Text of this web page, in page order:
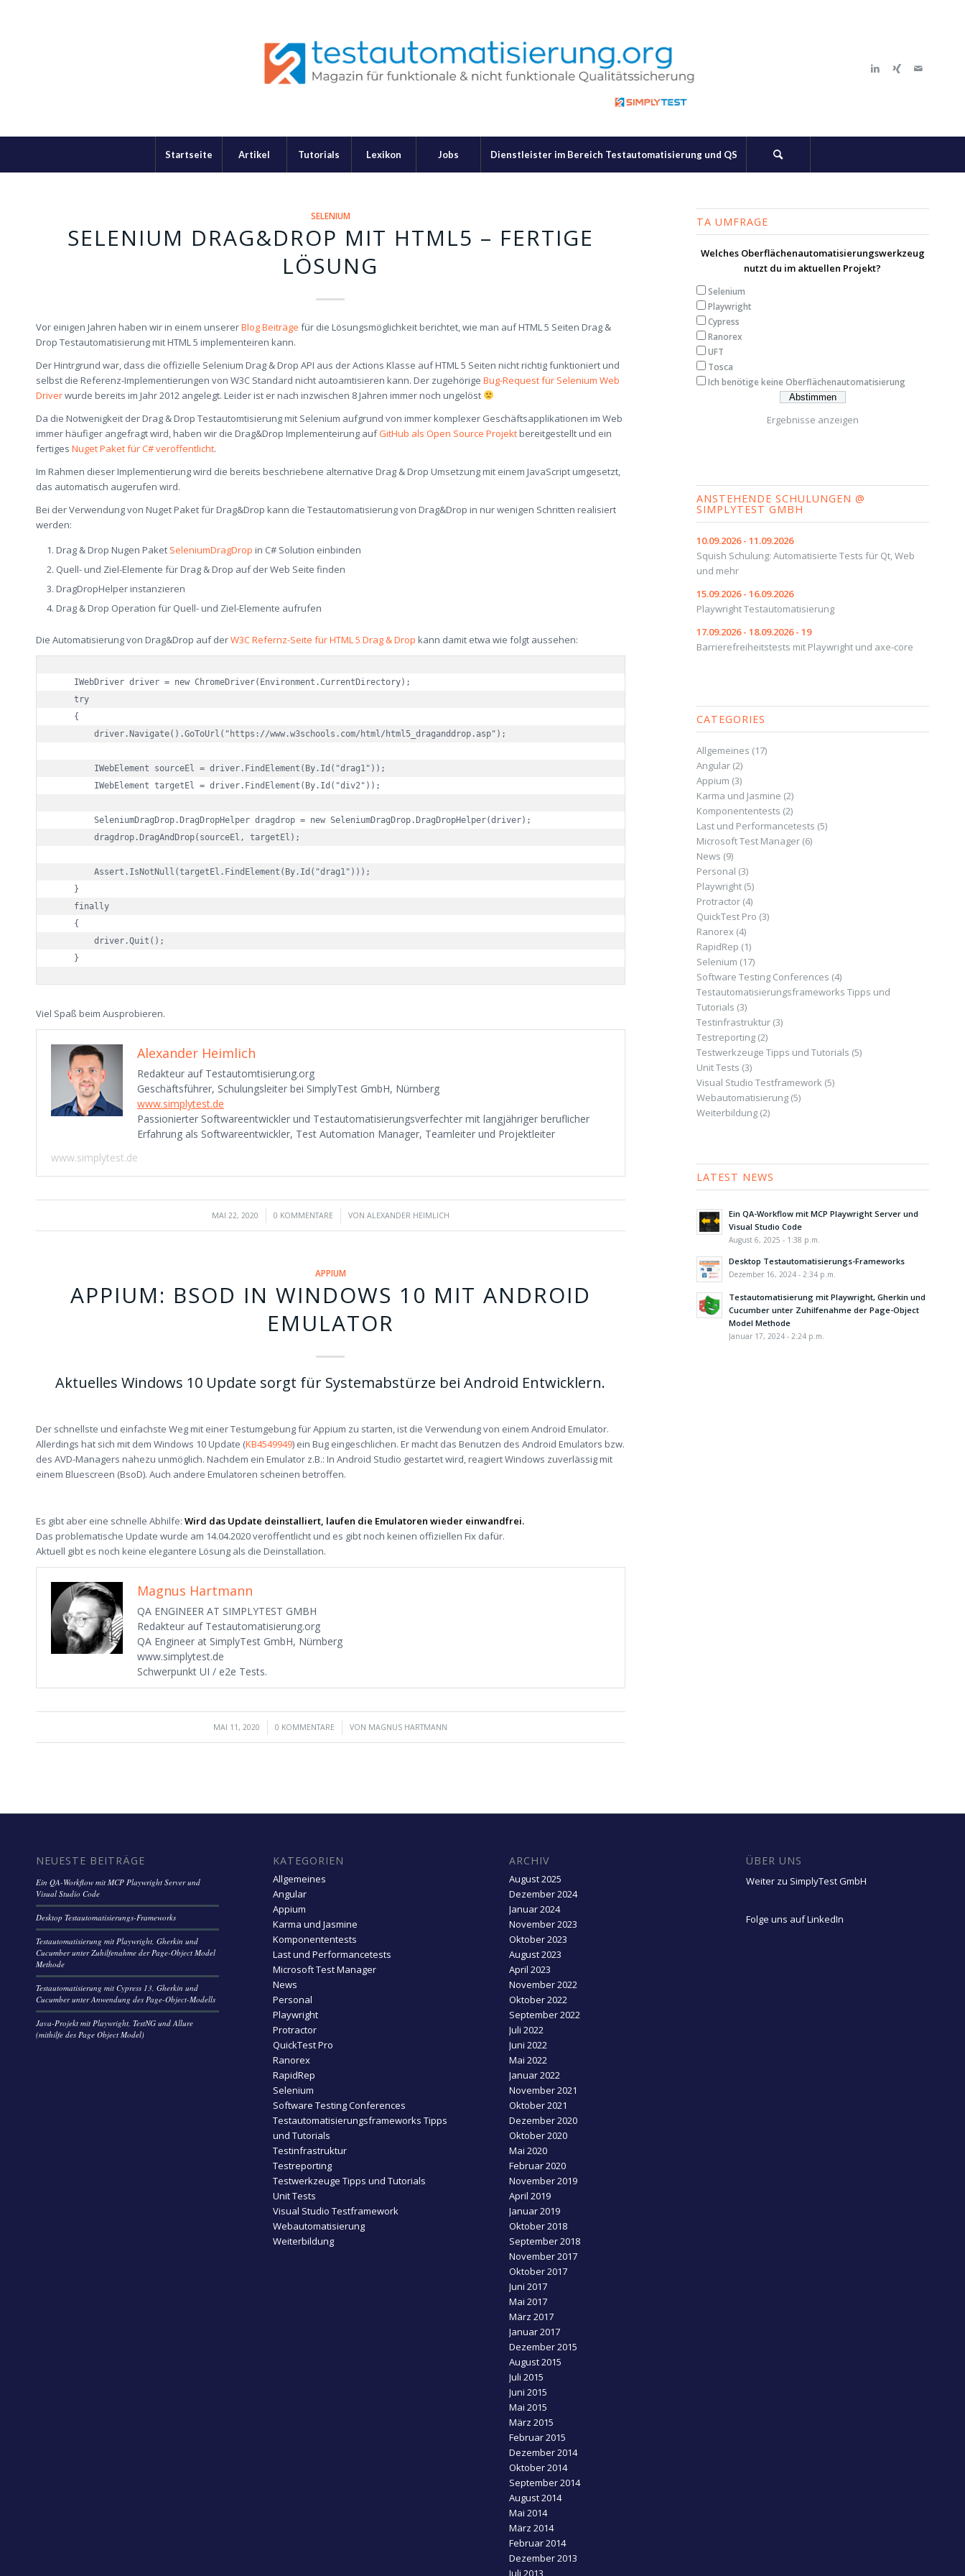
Startseite Artikel Tutorials Lexikon Jobs Dienstleister im Bereich Testautomatisierung und QS
SELENIUM
SELENIUM DRAG&DROP MIT HTML5 – FERTIGE
LÖSUNG
Vor einigen Jahren haben wir in einem unsererBlog Beiträge für die Lösungsmöglichkeit berichtet, wie man auf HTML 5 Seiten Drag &
Drop Testautomatisierung mit HTML 5 implementeiren kann.
Der Hintrgrund war, dass die offizielle Selenium Drag & Drop API aus der Actions Klasse auf HTML 5 Seiten nicht richtig funktioniert und
selbst die Referenz-Implementierungen von W3C Standard nicht autoamtisieren kann. Der zugehörige Bug-Request für Selenium Web
Driverwurde bereits im Jahr 2012 angelegt. Leider ist er nach inzwischen 8 Jahren immer noch ungelöst
Da die Notwenigkeit der Drag & Drop Testautomtisierung mit Selenium aufgrund von immer komplexer Geschäftsapplikationen im Web
immer häufiger angefragt wird, haben wir die Drag&Drop Implementeirung aufGitHub als Open Source Projektbereitgestellt und ein
fertiges Nuget Paket für C# veröffentlicht.
Im Rahmen dieser Implementierung wird die bereits beschriebene alternative Drag & Drop Umsetzung mit einem JavaScript umgesetzt,
das automatisch augerufen wird.
Bei der Verwendung von Nuget Paket für Drag&Drop kann die Testautomatisierung von Drag&Drop in nur wenigen Schritten realisiert
werden:
Drag & Drop Nugen Paket SeleniumDragDrop in C# Solution einbinden
Quell- und Ziel-Elemente für Drag & Drop auf der Web Seite finden
DragDropHelper instanzieren
Drag & Drop Operation für Quell- und Ziel-Elemente aufrufen
Die Automatisierung von Drag&Drop auf derW3C Refernz-Seite für HTML 5 Drag & Drop kann damit etwa wie folgt aussehen:
IWebDriver driver = new ChromeDriver( Environment .CurrentDirectory);
try
    {
driver . Navigate().GoToUrl ( " https://www.w3schools.com/html/html5_draganddrop.asp" );
IWebElement sourceEl = driver . FindElement ( By . Id ( "drag1" ));
IWebElement targetEl = driver. FindElement ( By. Id ( "div2" ));
SeleniumDragDrop. DragDropHelper dragdrop = new SeleniumDragDrop. DragDropHelper(driver);
dragdrop . DragAndDrop( sourceEl , targetEl );
Assert . IsNotNull (targetEl . FindElement ( By . Id ( "drag1" )));
    }
finally
    {
driver .Quit ();
    }
Viel Spaß beim Ausprobieren.
Alexander Heimlich
Redakteur auf Testautomtisierung.org
Geschäftsführer, Schulungsleiter bei SimplyTest GmbH, Nürnberg
www.simplytest.de
Passionierter Softwareentwickler und Testautomatisierungsverfechter mit langjähriger beruflicher
Erfahrung als Softwareentwickler, Test Automation Manager, Teamleiter und Projektleiter
www.simplytest.de
MAI 22, 2020
/ 0 KOMMENTARE
/ VON ALEXANDER HEIMLICH
APPIUM
APPIUM: BSOD IN WINDOWS 10 MIT ANDROID
EMULATOR
Aktuelles Windows 10 Update sorgt für Systemabstürze bei Android Entwicklern.
Der schnellste und einfachste Weg mit einer Testumgebung für Appium zu starten, ist die Verwendung von einem Android Emulator.
Allerdings hat sich mit dem Windows 10 Update (KB4549949) ein Bug eingeschlichen. Er macht das Benutzen des Android Emulators bzw.
des AVD-Managers nahezu unmöglich. Nachdem ein Emulator z.B.: In Android Studio gestartet wird, reagiert Windows zuverlässig mit
einem Bluescreen (BsoD). Auch andere Emulatoren scheinen betroffen.
Es gibt aber eine schnelle Abhilfe: Wird das Update deinstalliert, laufen die Emulatoren wieder einwandfrei.
Das problematische Update wurde am 14.04.2020 veröffentlicht und es gibt noch keinen offiziellen Fix dafür.
Aktuell gibt es noch keine elegantere Lösung als die Deinstallation.
Magnus Hartmann
QA ENGINEER AT SIMPLYTEST GMBH
Redakteur auf Testautomatisierung.org
QA Engineer at SimplyTest GmbH, Nürnberg
www.simplytest.de
Schwerpunkt UI / e2e Tests.
MAI 11, 2020
/ 0 KOMMENTARE
/ VON MAGNUS HARTMANN
TA UMFRAGE
Welches Oberflächenautomatisierungswerkzeug
nutzt du im aktuellen Projekt?
Selenium
Playwright
Cypress
Ranorex
UFT
Tosca
Ich benötige keine Oberflächenautomatisierung
Ergebnisse anzeigen
ANSTEHENDE SCHULUNGEN @
SIMPLYTEST GMBH
10.09.2026 - 11.09.2026
Squish Schulung: Automatisierte Tests für Qt, Web
und mehr
15.09.2026 - 16.09.2026
Playwright Testautomatisierung
17.09.2026 - 18.09.2026 - 19
Barrierefreiheitstests mit Playwright und axe-core
CATEGORIES
Allgemeines (17)
Angular(2)
Appium (3)
Karma und Jasmine (2)
Komponententests (2)
Last und Performancetests (5)
Microsoft Test Manager(6)
News (9)
Personal (3)
Playwright(5)
Protractor(4)
QuickTest Pro (3)
Ranorex(4)
RapidRep (1)
Selenium (17)
Software Testing Conferences (4)
Testautomatisierungsframeworks Tipps und
Tutorials (3)
Testinfrastruktur(3)
Testreporting(2)
Testwerkzeuge Tipps und Tutorials (5)
Unit Tests (3)
Visual Studio Testframework (5)
Webautomatisierung(5)
Weiterbildung(2)
LATEST NEWS
Ein QA-Workflow mit MCP Playwright Server und
Visual Studio Code
August 6, 2025 - 1:38 p.m.
Desktop Testautomatisierungs-Frameworks
Dezember 16, 2024 - 2:34 p.m.
Testautomatisierung mit Playwright, Gherkin und
Cucumber unter Zuhilfenahme der Page-Object
Model Methode
Januar 17, 2024 - 2:24 p.m.
NEUESTE BEITRÄGE
Ein QA-Workflow mit MCP Playwright Server und
Visual Studio Code
Desktop Testautomatisierungs-Frameworks
Testautomatisierung mit Playwright, Gherkin und
Cucumber unter Zuhilfenahme der Page-Object Model
Methode
Testautomatisierung mit Cypress 13, Gherkin und
Cucumber unter Anwendung des Page-Object-Modells
Java-Projekt mit Playwright, TestNG und Allure
(mithilfe des Page Object Model)
KATEGORIEN
Allgemeines
Angular
Appium
Karma und Jasmine
Komponententests
Last und Performancetests
Microsoft Test Manager
News
Personal
Playwright
Protractor
QuickTest Pro
Ranorex
RapidRep
Selenium
Software Testing Conferences
Testautomatisierungsframeworks Tipps
und Tutorials
Testinfrastruktur
Testreporting
Testwerkzeuge Tipps und Tutorials
Unit Tests
Visual Studio Testframework
Webautomatisierung
Weiterbildung
ARCHIV
August 2025
Dezember 2024
Januar 2024
November 2023
Oktober 2023
August 2023
April 2023
November 2022
Oktober 2022
September 2022
Juli 2022
Juni 2022
Mai 2022
Januar 2022
November 2021
Oktober 2021
Dezember 2020
Oktober 2020
Mai 2020
Februar 2020
November 2019
April 2019
Januar 2019
Oktober 2018
September 2018
November 2017
Oktober 2017
Juni 2017
Mai 2017
März 2017
Januar 2017
Dezember 2015
August 2015
Juli 2015
Juni 2015
Mai 2015
März 2015
Februar 2015
Dezember 2014
Oktober 2014
September 2014
August 2014
Mai 2014
März 2014
Februar 2014
Dezember 2013
Juli 2013
ÜBER UNS
Weiter zu SimplyTest GmbH
Folge uns auf LinkedIn